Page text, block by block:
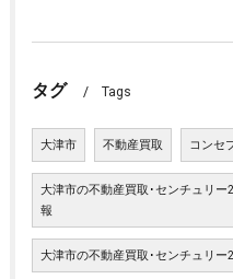
タグ Tags
大津市 不動産買取 コンセ
大津市の不動産買取･センチュリ
報
大津市の不動産買取･センチュリ